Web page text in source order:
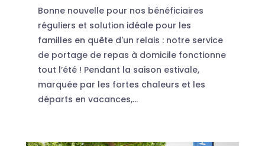
Bonne nouvelle pour nos bénéficiaires
réguliers et solution idéale pour les
familles en quête d'un relais : notre service
de portage de repas à domicile fonctionne
tout l’été ! Pendant la saison estivale,
marquée par les fortes chaleurs et les
départs en vacances,...